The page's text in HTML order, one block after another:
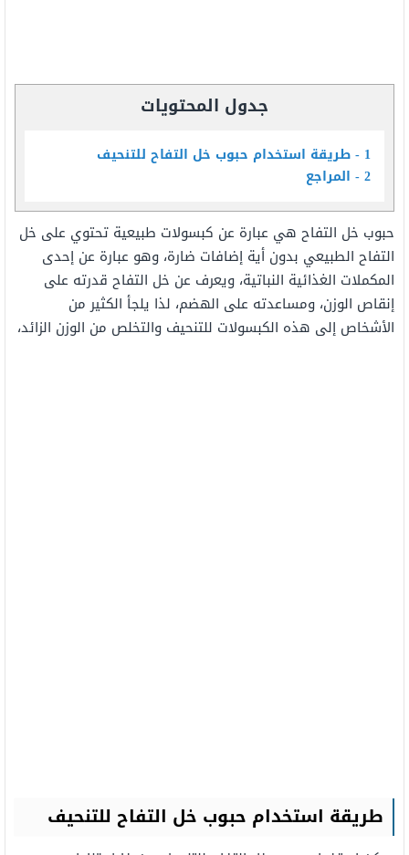
جدول المحتويات
1 طريقة استخدام حبوب خل التفاح للتنحيف
2 المراجع
حبوب خل التفاح هي عبارة عن كبسولات طبيعية تحتوي على خل
التفاح الطبيعي بدون أية إضافات ضارة، وهو عبارة عن إحدى
المكملات الغذائية النباتية، ويعرف عن خل التفاح قدرته على
إنقاص الوزن، ومساعدته على الهضم، لذا يلجأ الكثير من
الأشخاص إلى هذه الكبسولات للتنحيف والتخلص من الوزن الزائد،
طريقة استخدام حبوب خل التفاح للتنحيف